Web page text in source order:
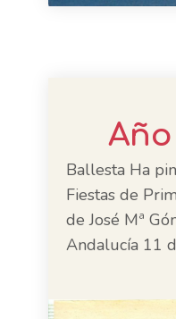
Año
Ballesta Ha
Fiestas de
de José Mª
Andalucía 11